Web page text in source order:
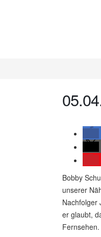
Bobby
unserer
Nachfolger
er glaubt,
Fernsehen.